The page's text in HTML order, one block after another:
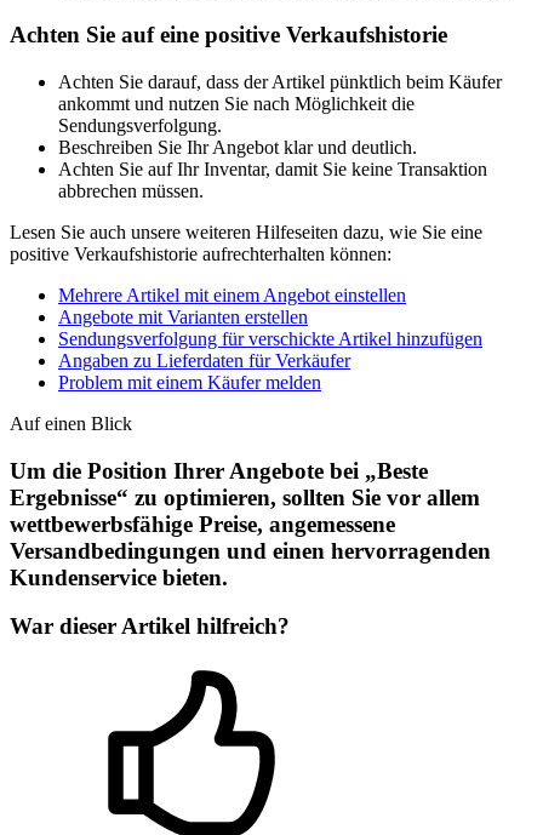
Achten Sie auf eine positive Verkaufshistorie
Achten Sie darauf, dass der Artikel pünktlich beim Käufer
ankommt und nutzen Sie nach Möglichkeit die
Sendungsverfolgung.
Beschreiben Sie Ihr Angebot klar und deutlich.
Achten Sie auf Ihr Inventar, damit Sie keine Transaktion
abbrechen müssen.
Lesen Sie auch unsere weiteren Hilfeseiten dazu, wie Sie eine
positive Verkaufshistorie aufrechterhalten können:
Mehrere Artikel mit einem Angebot einstellen
Angebote mit Varianten erstellen
Sendungsverfolgung für verschickte Artikel hinzufügen
Angaben zu Lieferdaten für Verkäufer
Problem mit einem Käufer melden
Auf einen Blick
Um die Position Ihrer Angebote bei „Beste
Ergebnisse“ zu optimieren, sollten Sie vor allem
wettbewerbsfähige Preise, angemessene
Versandbedingungen und einen hervorragenden
Kundenservice bieten.
War dieser Artikel hilfreich?